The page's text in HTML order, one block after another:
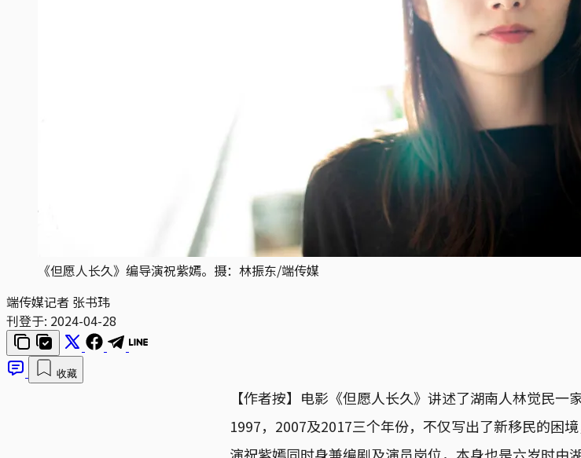
《但愿人长久》编导演祝紫嫣。摄：林振东/端传媒
端传媒记者 张书玮
刊登于: 2024-04-28
收藏
【作者按】电影《但愿人长久》讲述了湖南人林觉民
1997，2007及2017三个年份，不仅写出了新移民的困